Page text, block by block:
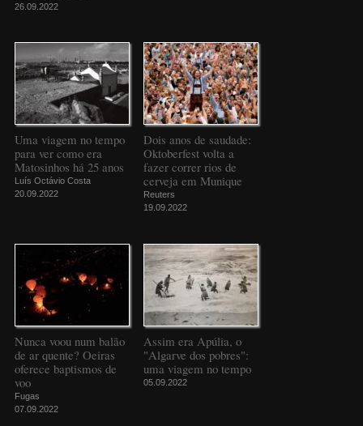
26.09.2022
Uma viagem no tempo
para ver como era
Matosinhos há 25 anos
Luís Octávio Costa
20.09.2022
Dois anos de saudade:
Oktoberfest volta a
fazer correr rios de
cerveja em Munique
Reuters
19.09.2022
Nunca voou num balão
de ar quente? Oeiras
oferece baptismos de
voo
Fugas
07.09.2022
Assim era Apúlia, o
"Algarve dos pobres":
uma viagem no tempo
05.09.2022